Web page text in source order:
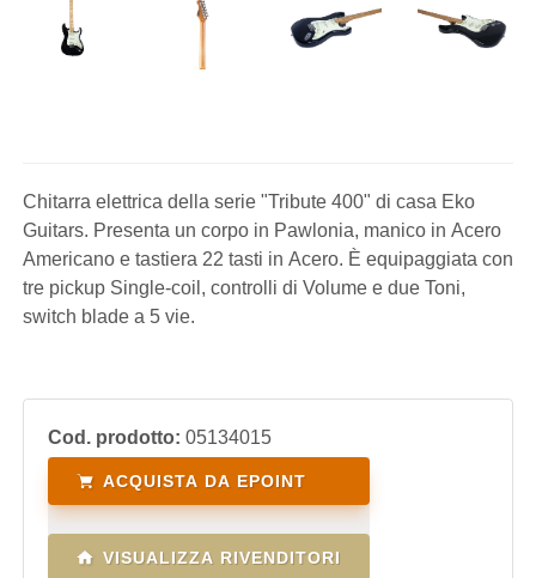
Chitarra elettrica della serie "Tribute 400" di casa Eko
Guitars. Presenta un corpo in Pawlonia, manico in Acero
Americano e tastiera 22 tasti in Acero. È equipaggiata con
tre pickup Single-coil, controlli di Volume e due Toni,
switch blade a 5 vie.
Cod. prodotto: 05134015
ACQUISTA DA EPOINT
VISUALIZZA RIVENDITORI